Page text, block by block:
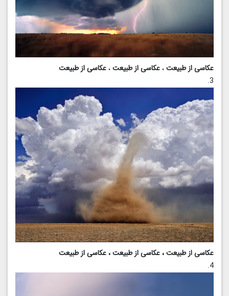
عکاسی از طبیعت،عکاسی از طبیعت،عکاسی از طبیعت
3.
عکاسی از طبیعت ، عکاسی از طبیعت ، عکاسی از طبیعت
4.